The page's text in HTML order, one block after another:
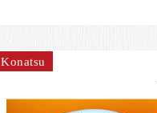
Konatsu